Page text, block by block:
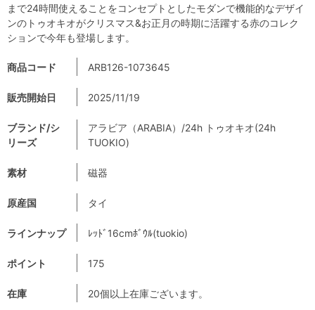
商品コード ARB126-1073645
販売開始日 2025/11/19
ブランド/シ
リーズ
アラビア（ARABIA）/24h トゥオキオ(24h
TUOKIO)
素材 磁器
原産国 タイ
ラインナップ ﾚｯﾄﾞ16cmﾎﾞｳﾙ(tuokio)
ポイント 175
在庫 20個以上在庫ございます。
まで24時間使えることをコンセプトとしたモダンで機能的なデザイ
ンのトゥオキオがクリスマス&お正月の時期に活躍する赤のコレク
ションで今年も登場します。